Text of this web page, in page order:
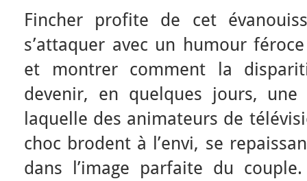
Fincher profite de cet
s’attaquer avec un humour
et montrer comment la
devenir, en quelques jours,
laquelle des animateurs de
choc brodent à l’envi, se
dans l’image parfaite du